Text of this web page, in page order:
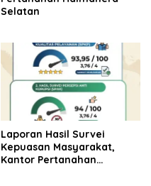
Selatan
Laporan Hasil Survei
Kepuasan Masyarakat,
Kantor Pertanahan